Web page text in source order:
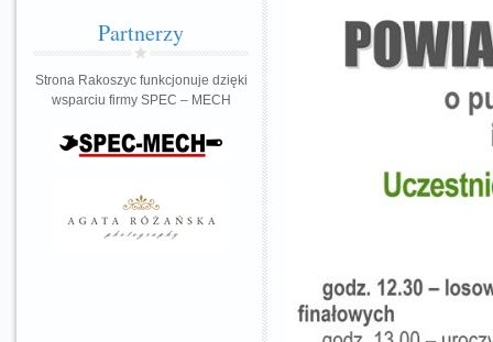
Partnerzy
Strona Rakoszyc funkcjonuje dzięki
wsparciu firmy SPEC – MECH